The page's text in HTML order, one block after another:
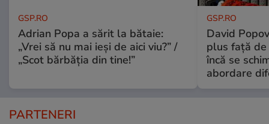
GSP.RO
Adrian Popa a sărit la bătaie:
„Vrei să nu mai ieși de aici viu?” /
„Scot bărbăția din tine!”
GSP.RO
David
plus față de
încă se
abordare
PARTENERI